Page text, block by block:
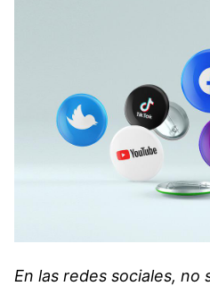
En las redes sociales,